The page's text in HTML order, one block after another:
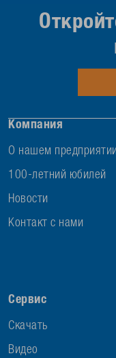
Компания
О нашем
100-летний юбилей
Новости
Контакт с нами
Сервис
Скачать
Видео